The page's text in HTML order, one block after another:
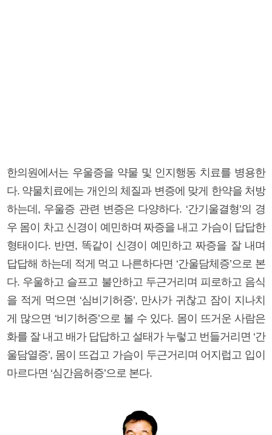
한의원에서는 우울증을 약물 및 인지행동 치료를 병용한
다. 약물치료에는 개인의 체질과 변증에 맞게 한약을 처방
하는데, 우울증 관련 변증은 다양하다. ‘간기울결형’의 경
우 몸이 차고 신경이 예민하며 짜증을 내고 가슴이 답답한
형태이다. 반면, 똑같이 신경이 예민하고 짜증을 잘 내며
답답해 하는데 적게 먹고 나른하다면 ‘간울담체증’으로 본
다. 우울하고 슬프고 불안하고 두근거리며 피로하고 음식
을 적게 먹으면 ‘심비기허증’, 만사가 귀찮고 잠이 지나치
게 많으면 ‘비기허증’으로 볼 수 있다. 몸이 뜨거운 사람은
화를 잘 내고 배가 답답하고 설태가 누렇고 번들거리면 ‘간
울담열증’, 몸이 뜨겁고 가슴이 두근거리며 어지럽고 입이
마르다면 ‘심간음허증’으로 본다.